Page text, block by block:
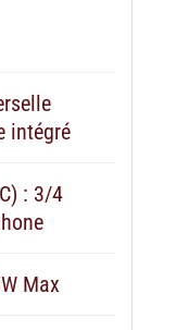
intégré
: 3/4
Max